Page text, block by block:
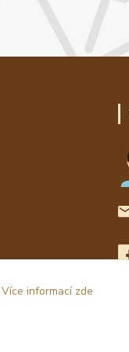
Více informací zde